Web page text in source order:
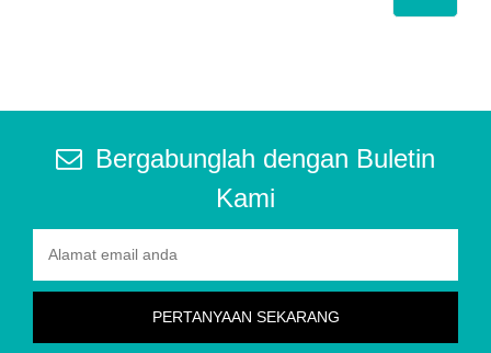
Bergabunglah dengan Buletin
Kami